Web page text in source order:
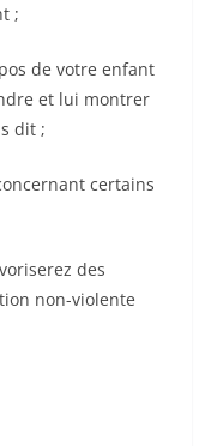
;
de votre enfant
et lui montrer
dit ;
certains
des
non-violente